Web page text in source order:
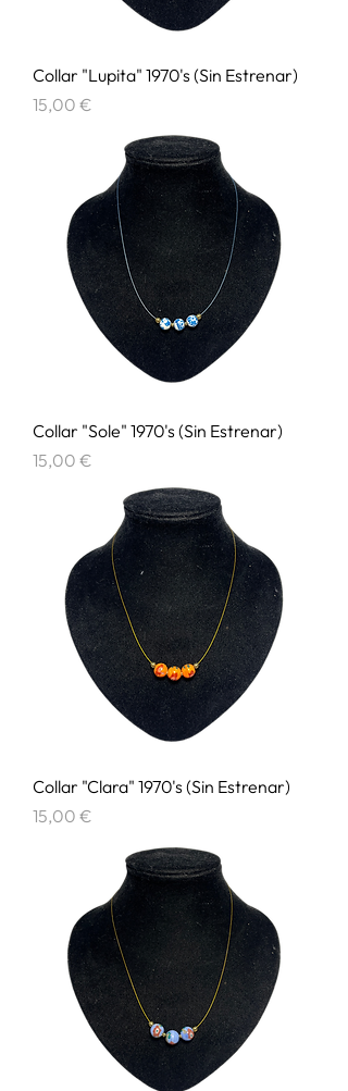
Collar "Lupita" 1970's (Sin Estrenar)
Precio
15,00 €
Collar "Sole" 1970's (Sin Estrenar)
Precio
15,00 €
Collar "Clara" 1970's (Sin Estrenar)
Precio
15,00 €